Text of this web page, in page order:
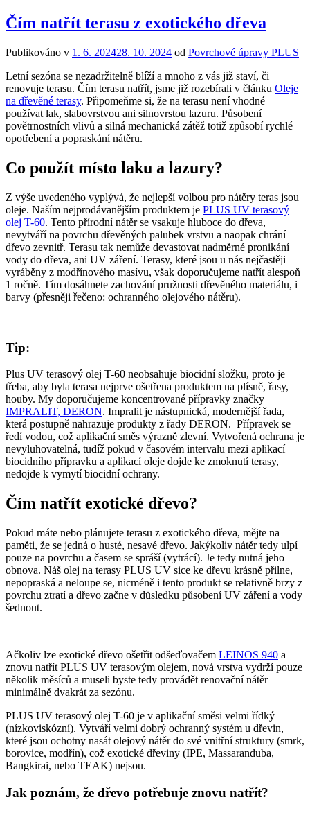
Čím natřít terasu z exotického dřeva
Publikováno v 1. 6. 202428. 10. 2024 od Povrchové úpravy PLUS
Letní sezóna se nezadržitelně blíží a mnoho z vás již staví, či
renovuje terasu. Čím terasu natřít, jsme již rozebírali v článku Oleje
na dřevěné terasy. Připomeňme si, že na terasu není vhodné
používat lak, slabovrstvou ani silnovrstou lazuru. Působení
povětrnostních vlivů a silná mechanická zátěž totiž způsobí rychlé
opotřebení a popraskání nátěru.
Co použít místo laku a lazury?
Z výše uvedeného vyplývá, že nejlepší volbou pro nátěry teras jsou
oleje. Naším nejprodávanějším produktem je PLUS UV terasový
olej T-60. Tento přírodní nátěr se vsakuje hluboce do dřeva,
nevytváří na povrchu dřevěných palubek vrstvu a naopak chrání
dřevo zevnitř. Terasu tak nemůže devastovat nadměrné pronikání
vody do dřeva, ani UV záření. Terasy, které jsou u nás nejčastěji
vyráběny z modřínového masívu, však doporučujeme natřít alespoň
1 ročně. Tím dosáhnete zachování pružnosti dřevěného materiálu, i
barvy (přesněji řečeno: ochranného olejového nátěru).
Tip:
Plus UV terasový olej T-60 neobsahuje biocidní složku, proto je
třeba, aby byla terasa nejprve ošetřena produktem na plísně, řasy,
houby. My doporučujeme koncentrované přípravky značky
IMPRALIT, DERON. Impralit je nástupnická, modernější řada,
která postupně nahrazuje produkty z řady DERON. Přípravek se
ředí vodou, což aplikační směs výrazně zlevní. Vytvořená ochrana je
nevyluhovatelná, tudíž pokud v časovém intervalu mezi aplikací
biocidního přípravku a aplikací oleje dojde ke zmoknutí terasy,
nedojde k vymytí biocidní ochrany.
Čím natřít exotické dřevo?
Pokud máte nebo plánujete terasu z exotického dřeva, mějte na
paměti, že se jedná o husté, nesavé dřevo. Jakýkoliv nátěr tedy ulpí
pouze na povrchu a časem se spráší (vytrácí). Je tedy nutná jeho
obnova. Náš olej na terasy PLUS UV sice ke dřevu krásně přilne,
nepopraská a neloupe se, nicméně i tento produkt se relativně brzy z
povrchu ztratí a dřevo začne v důsledku působení UV záření a vody
šednout.
Ačkoliv lze exotické dřevo ošetřit odšeďovačem LEINOS 940 a
znovu natřít PLUS UV terasovým olejem, nová vrstva vydrží pouze
několik měsíců a museli byste tedy provádět renovační nátěr
minimálně dvakrát za sezónu.
PLUS UV terasový olej T-60 je v aplikační směsi velmi řídký
(nízkoviskózní). Vytváří velmi dobrý ochranný systém u dřevin,
které jsou ochotny nasát olejový nátěr do své vnitřní struktury (smrk,
borovice, modřín), což exotické dřeviny (IPE, Massaranduba,
Bangkirai, nebo TEAK) nejsou.
Jak poznám, že dřevo potřebuje znovu natřít?